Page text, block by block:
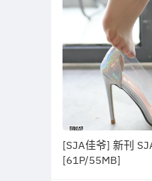
[SJA佳爷] 新刊
[61P/55MB]